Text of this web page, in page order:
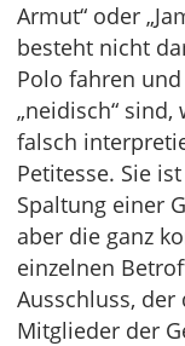
Armut“ oder
besteht nicht
Polo fahren
„neidisch“
falsch
Petitesse. Sie
Spaltung einer
aber die ganz
einzelnen
Ausschluss,
Mitglieder der